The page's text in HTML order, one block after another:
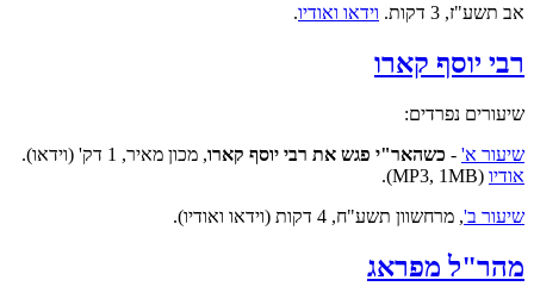
אב תשע"ז, 3 דקות. וידאו ואודיו.
רבי יוסף קארו
שיעורים נפרדים:
שיעור א' - כשהאר"י פגש את רבי יוסף קארו, מכון מאיר, 1 דק' (וידאו).
אודיו (MP3, 1MB).
שיעור ב', מרחשוון תשע"ח, 4 דקות (וידאו ואודיו).
מהר"ל מפראג